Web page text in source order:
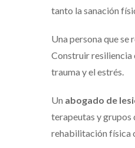
tanto la sanación
Una persona que
Construir resiliencia
trauma y el estrés.
Un abogado de
terapeutas y grupos
rehabilitación física